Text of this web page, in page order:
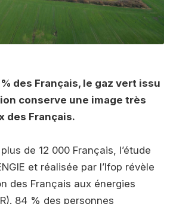
des Français, le gaz vert issu
conserve une image très
des Français.
de 12 000 Français, l’étude
et réalisée par l’Ifop révèle
des Français aux énergies
84 % des personnes